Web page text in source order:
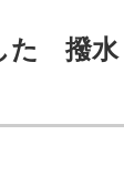
た 撥